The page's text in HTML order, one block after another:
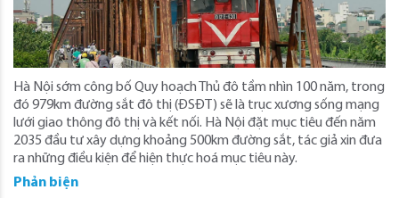
Hà Nội sớm công bố Quy hoạch Thủ đô tầm nhìn 100 năm, trong
đó 979km đường sắt đô thị (ĐSĐT) sẽ là trục xương sống mạng
lưới giao thông đô thị và kết nối. Hà Nội đặt mục tiêu đến năm
2035 đầu tư xây dựng khoảng 500km đường sắt, tác giả xin đưa
ra những điều kiện để hiện thực hoá mục tiêu này.
Phản biện